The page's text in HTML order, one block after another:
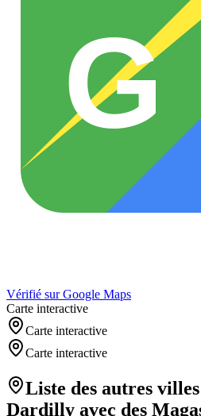
G
Vérifié sur Google Maps
Carte interactive
Carte interactive
Carte interactive
Liste des autres
Dardilly avec des